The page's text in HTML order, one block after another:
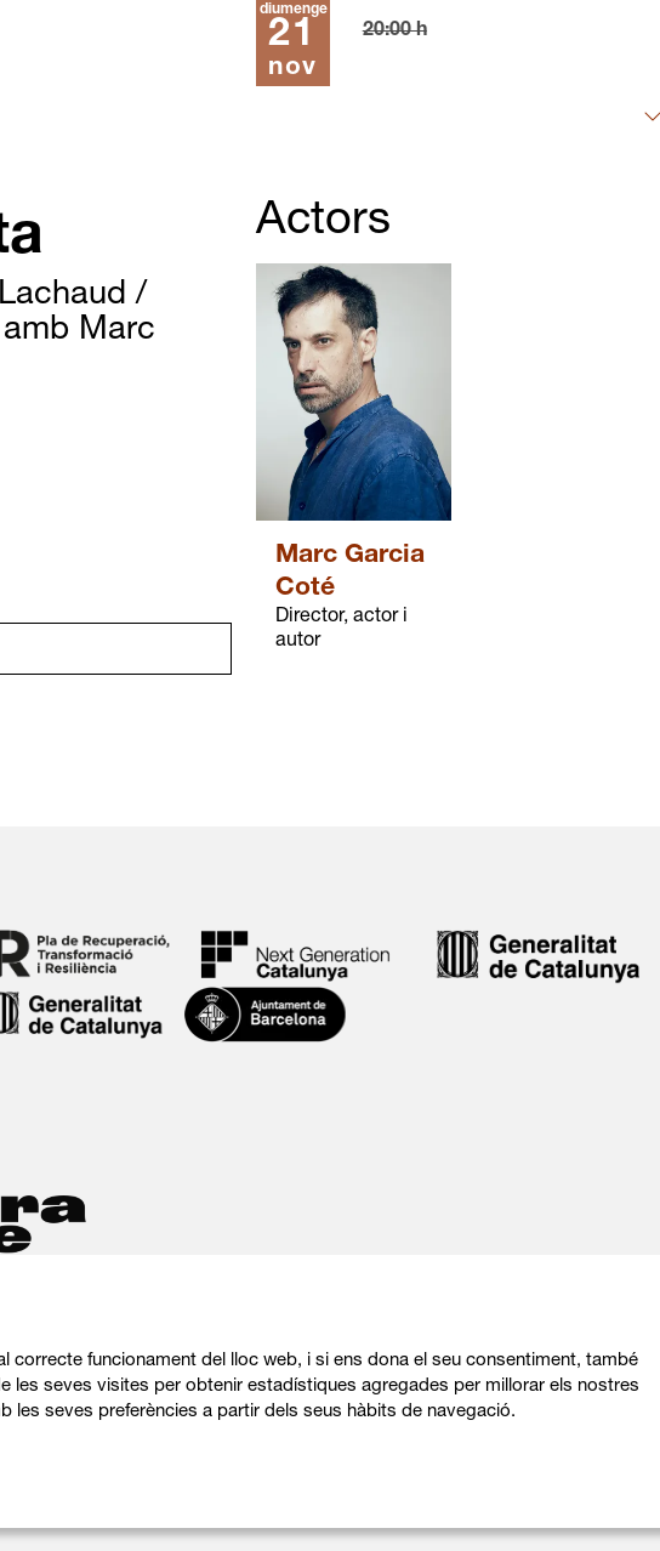
/
Marc
diumenge
21
nov
20:00 h
Actors
Marc Garcia
Coté
Director, actor i
autor
correcte funcionament del lloc web, i si ens dona el seu consentiment, també
les seves visites per obtenir estadístiques agregades per millorar els nostres
les seves preferències a partir dels seus hàbits de navegació.